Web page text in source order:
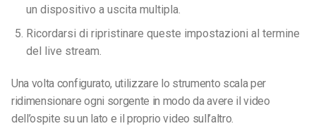
un dispositivo a uscita multipla.
Ricordarsi di ripristinare queste impostazioni al termine
del live stream.
Una volta configurato, utilizzare lo strumento scala per
ridimensionare ogni sorgente in modo da avere il video
dell’ospite su un lato e il proprio video sull’altro.